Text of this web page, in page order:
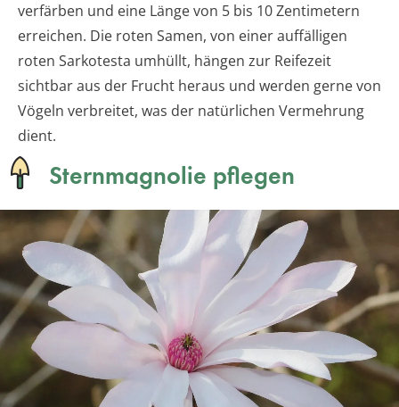
verfärben und eine Länge von 5 bis 10 Zentimetern
erreichen. Die roten Samen, von einer auffälligen
roten Sarkotesta umhüllt, hängen zur Reifezeit
sichtbar aus der Frucht heraus und werden gerne von
Vögeln verbreitet, was der natürlichen Vermehrung
dient.
Sternmagnolie pflegen